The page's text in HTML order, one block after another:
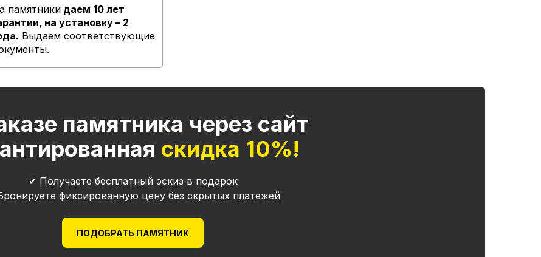
памятники даем 10 лет
на установку – 2
Выдаем соответствующие
✔ Получаете бесплатный эскиз в подарок
фиксированную цену без скрытых платежей
памятника через сайт
скидка 10%!
ПОДОБРАТЬ ПАМЯТНИК